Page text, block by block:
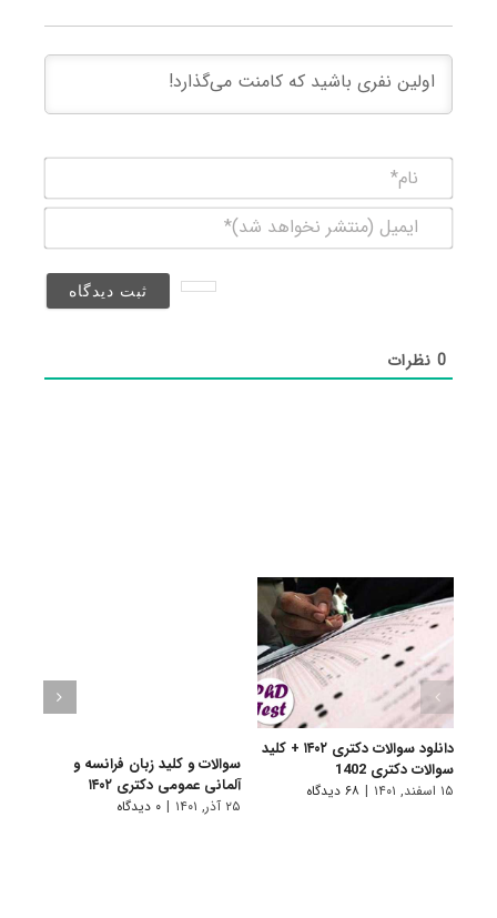
(منتشر
0نظرات
دانلود سوالات دکتری ۱۴۰۲ + کلید
سوالات دکتری 1402
۱۵ اسفند, ۱۴۰۱ | ۶۸ دیدگاه
سوالات و کلید زبان فرانسه و
آلمانی عمومی دکتری ۱۴۰۲
۲۵ آذر, ۱۴۰۱ | ۰ دیدگاه